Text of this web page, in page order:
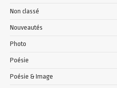
Non classé
Nouveautés
Photo
Poésie
Poésie & Image